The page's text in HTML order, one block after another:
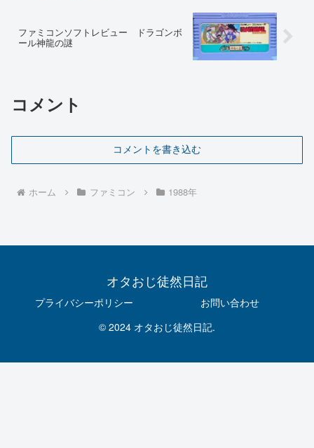
ファミコンソフトレビュー ドラゴンボ
ール神龍の謎
コメント
コメントを書き込む
ホーム ファミコン 1988年
オタおじ徒然日記
プライバシーポリシー
お問い合わせ
© 2024 オタおじ徒然日記.